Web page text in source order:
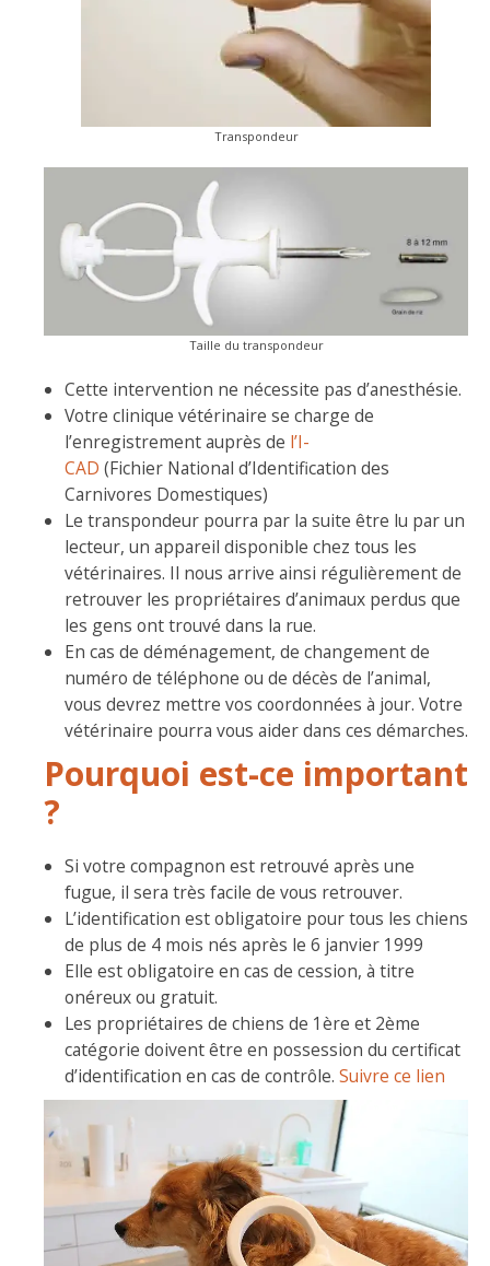
Transpondeur
Taille du transpondeur
Cette intervention ne nécessite pas d’anesthésie.
Votre clinique vétérinaire se charge de
l’enregistrement auprès de l’I-
CAD (Fichier National d’Identification des
Carnivores Domestiques)
Le transpondeur pourra par la suite être lu par un
lecteur, un appareil disponible chez tous les
vétérinaires. Il nous arrive ainsi régulièrement de
retrouver les propriétaires d’animaux perdus que
les gens ont trouvé dans la rue.
En cas de déménagement, de changement de
numéro de téléphone ou de décès de l’animal,
vous devrez mettre vos coordonnées à jour. Votre
vétérinaire pourra vous aider dans ces démarches.
Pourquoi est-ce important
?
Si votre compagnon est retrouvé après une
fugue, il sera très facile de vous retrouver.
L’identification est obligatoire pour tous les chiens
de plus de 4 mois nés après le 6 janvier 1999
Elle est obligatoire en cas de cession, à titre
onéreux ou gratuit.
Les propriétaires de chiens de 1ère et 2ème
catégorie doivent être en possession du certificat
d’identification en cas de contrôle. Suivre ce lien